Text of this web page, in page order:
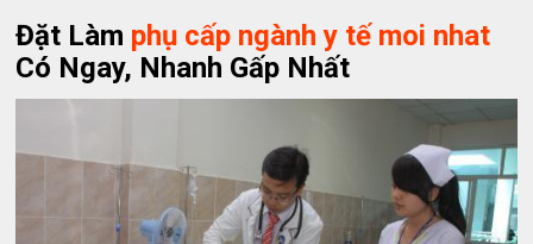
Đặt Làm phụ cấp ngành y tế moi nhat
Có Ngay, Nhanh Gấp Nhất